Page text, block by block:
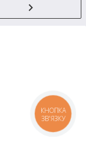
КНОПКА
ЗВ'ЯЗКУ